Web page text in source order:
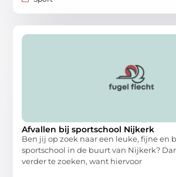
Afvallen bij sportschool Nijkerk
Ben jij op zoek naar een leuke, fijne en
sportschool in de buurt van Nijkerk?
verder te zoeken, want hiervoor